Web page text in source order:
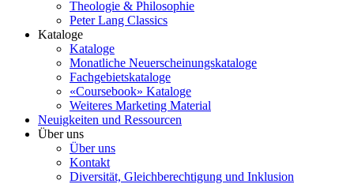
Theologie & Philosophie
Peter Lang Classics
Kataloge
Kataloge
Monatliche Neuerscheinungskataloge
Fachgebietskataloge
«Coursebook» Kataloge
Weiteres Marketing Material
Neuigkeiten und Ressourcen
Über uns
Über uns
Kontakt
Diversität, Gleichberechtigung und Inklusion